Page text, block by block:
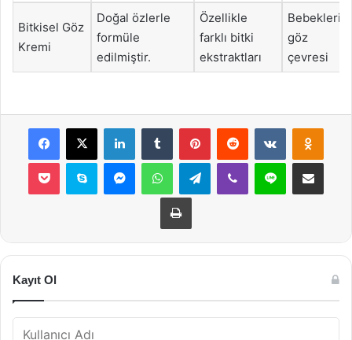
Bitkisel Göz
Kremi
Doğal özlerle
formüle
edilmiştir.
Özellikle
farklı bitki
ekstraktları
Bebeklerin
göz
çevresi
Facebook
X LinkedInTumblr PinterestReddit VKontakte
Pocket Skype MessengerWhatsAppTelegramViber Line E-Posta ile
Yazdır
Kayıt Ol